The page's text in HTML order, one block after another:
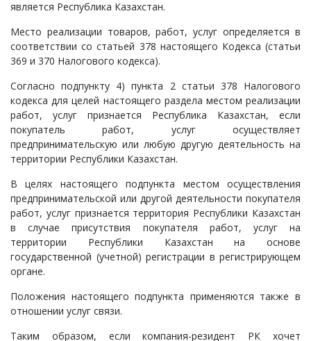
является Республика Казахстан.
Место реализации товаров, работ, услуг определяется в
соответствии со статьей 378 настоящего Кодекса (статьи
369 и 370 Налогового кодекса).
Согласно подпункту 4) пункта 2 статьи 378 Налогового
кодекса для целей настоящего раздела местом реализации
работ, услуг признается Республика Казахстан, если
покупатель работ, услуг осуществляет
предпринимательскую или любую другую деятельность на
территории Республики Казахстан.
В целях настоящего подпункта местом осуществления
предпринимательской или другой деятельности покупателя
работ, услуг признается территория Республики Казахстан
в случае присутствия покупателя работ, услуг на
территории Республики Казахстан на основе
государственной (учетной) регистрации в регистрирующем
органе.
Положения настоящего подпункта применяются также в
отношении услуг связи.
Таким образом, если компания-резидент РК хочет